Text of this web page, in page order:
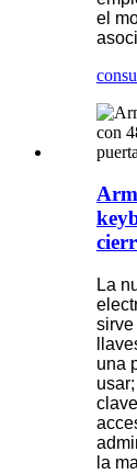
el
La
sirve
una
la